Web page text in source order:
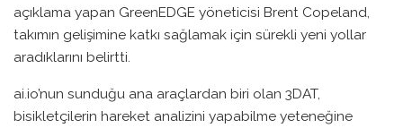
açıklama yapan GreenEDGE yöneticisi Brent Copeland,
takımın gelişimine katkı sağlamak için sürekli yeni yollar
aradıklarını belirtti.
ai.io’nun sunduğu ana araçlardan biri olan 3DAT,
bisikletçilerin hareket analizini yapabilme yeteneğine